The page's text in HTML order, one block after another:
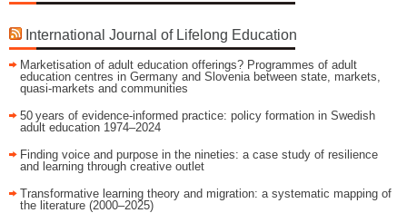
International Journal of Lifelong Education
Marketisation of adult education offerings? Programmes of adult
education centres in Germany and Slovenia between state, markets,
quasi-markets and communities
50 years of evidence‑informed practice: policy formation in Swedish
adult education 1974–2024
Finding voice and purpose in the nineties: a case study of resilience
and learning through creative outlet
Transformative learning theory and migration: a systematic mapping of
the literature (2000–2025)